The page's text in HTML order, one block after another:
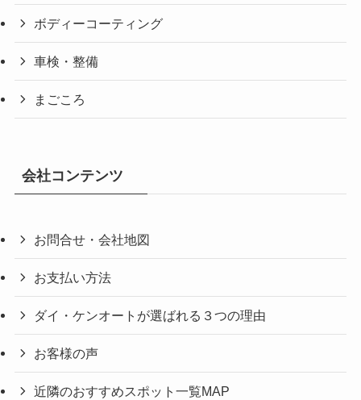
ボディーコーティング
車検・整備
まごころ
会社コンテンツ
お問合せ・会社地図
お支払い方法
ダイ・ケンオートが選ばれる３つの理由
お客様の声
近隣のおすすめスポット一覧MAP